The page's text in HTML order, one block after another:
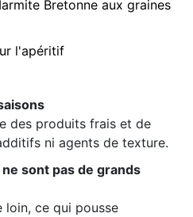
Bretonne aux graines
l'apéritif
des produits frais et de
ni agents de texture.
sont pas de grands
loin, ce qui pousse